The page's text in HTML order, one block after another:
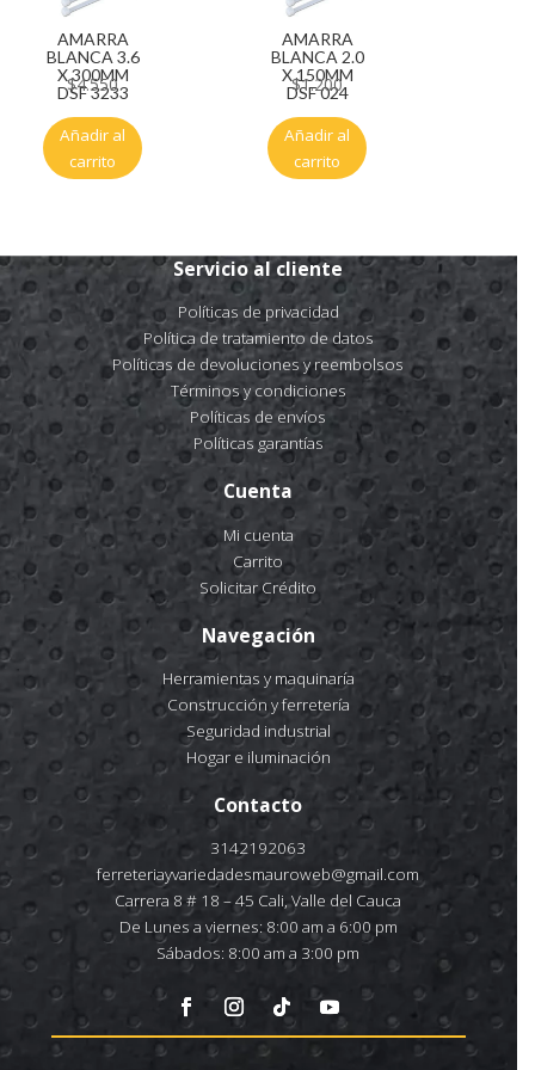
AMARRA
BLANCA 3.6
X 300MM
DSF 3233
$4.550
Añadir al
carrito
AMARRA
BLANCA 2.0
X 150MM
DSF 024
$1.200
Añadir al
carrito
Servicio al cliente
Políticas de privacidad
Política de tratamiento de datos
Políticas de devoluciones y reembolsos
Términos y condiciones
Políticas de envíos
Políticas garantías
Cuenta
Mi cuenta
Carrito
Solicitar Crédito
Navegación
Herramientas y maquinaría
Construcción y ferretería
Seguridad industrial
Hogar e iluminación
Contacto
3142192063
ferreteriayvariedadesmauroweb@gmail.com
Carrera 8 # 18 – 45 Cali, Valle del Cauca
De Lunes a viernes: 8:00 am a 6:00 pm
Sábados: 8:00 am a 3:00 pm